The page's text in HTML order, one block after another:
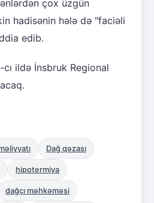
çox üzgün
hadisənin hələ də "faciəli
edib.
ildə İnsbruk Regional
Dağ qəzası
hipotermiya
dağçı məhkəməsi